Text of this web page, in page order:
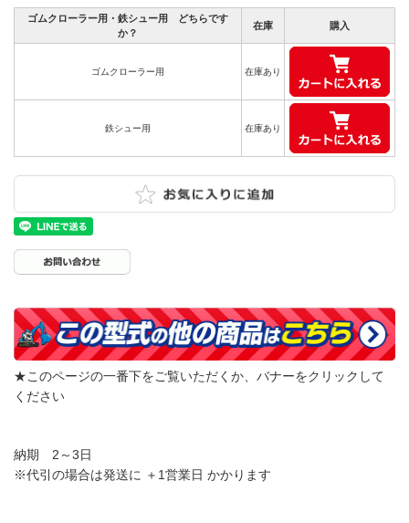
ゴムクローラー用・鉄シュー用 どちらです
か？
在庫 購入
ゴムクローラー用 在庫あり
鉄シュー用 在庫あり
★このページの一番下をご覧いただくか、バナーをクリックして
ください
納期 2～3日
※代引の場合は発送に ＋1営業日 かかります